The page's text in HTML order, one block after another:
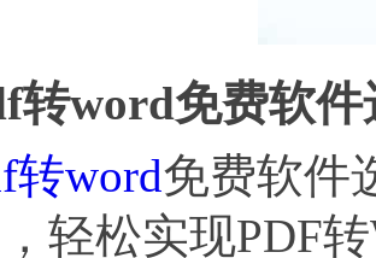
转word免费软
转word免费软件
轻松实现PDF